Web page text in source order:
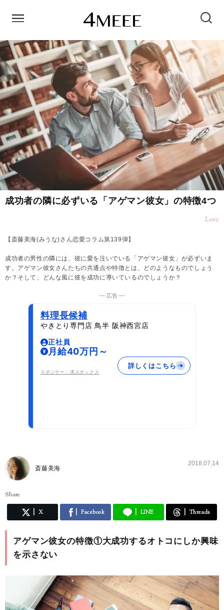
成功者の隣に必ずいる「アゲマン彼女」の特徴4つ
Love
【斎藤美海(みうな)さん恋愛コラム第139弾】
成功者の男性の隣には、彼に愛を注いでいる「アゲマン彼女」が必ずいま
す。アゲマン彼女さんたちの共通点や特徴とは、どのようなものでしょう
か？そして、どんな風に彼を成功に導いているのでしょうか？
― 広告 ―
料理長候補
やきとり専門店 鳥半 阪神西宮店
正社員
月給40万円～
スポンサー：求人ボックス
詳しくはこちら
斎藤美海
2018.07.14
Share
X Facebook LINE Threads
アゲマン彼女の特徴①大成功するオトコにしか興味
を示さない